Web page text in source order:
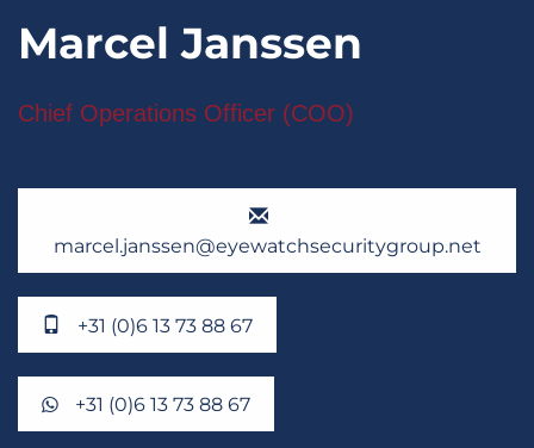
Marcel Janssen
Chief Operations Officer (COO)
marcel.janssen@eyewatchsecuritygroup.net
+31 (0)6 13 73 88 67
+31 (0)6 13 73 88 67